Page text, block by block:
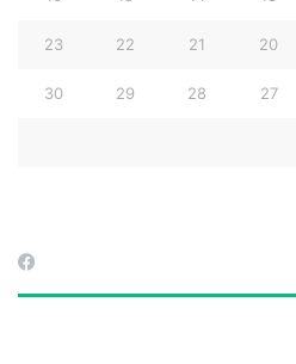
20
21
22
23
27
28
29
30